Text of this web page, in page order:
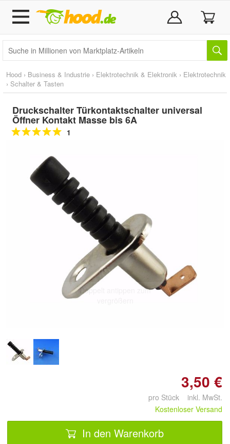
Hood › Business & Industrie › Elektrotechnik & Elektronik › Elektrotechnik
› Schalter & Tasten
Druckschalter Türkontaktschalter universal
Öffner Kontakt Masse bis 6A
1
Doppelt antippen zum
3,50 €
pro Stück inkl. MwSt.
Kostenloser Versand
In den Warenkorb